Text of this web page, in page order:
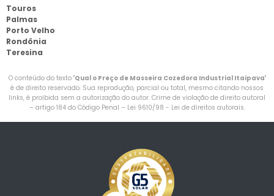
Touros
Palmas
Porto Velho
Rondônia
Teresina
O conteúdo do texto "Qual o Preço de Masseira Cozedora Industrial Itaipava"
é de direito reservado. Sua reprodução, parcial ou total, mesmo citando nossos
links, é proibida sem a autorização do autor. Crime de violação de direito autoral
– artigo 184 do Código Penal – Lei 9610/98 - Lei de direitos autorais.